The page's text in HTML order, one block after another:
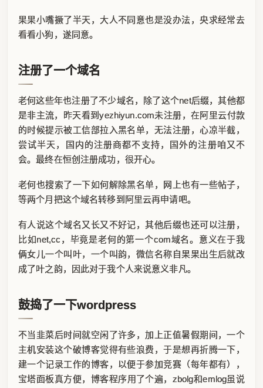
果果小嘴撅了半天，大人不同意也是没办法，央求经常去
看看小狗，遂同意。
注册了一个域名
老何这些年也注册了不少域名，除了这个net后缀，其他都
是非主流，昨天看到yezhiyun.com未注册，在阿里云付款
的时候提示被工信部拉入黑名单，无法注册，心凉半截，
尝试半天，国内的注册商都不支持，国外的注册咱又不
会。最终在恒创注册成功，很开心。
老何也搜索了一下如何解除黑名单，网上也有一些帖子，
等两个月把这个域名转移到阿里云再申请吧。
有人说这个域名又长又不好记，其他后缀也还可以注册，
比如net,cc，毕竟是老何的第一个com域名。意义在于我
俩女儿一个叫叶，一个叫韵，微信名称自果果出生后就改
成了叶之韵，因此对于我个人来说意义非凡。
鼓捣了一下wordpress
不当韭菜后时间就空闲了许多，加上正值暑假期间，一个
主机安装这个破博客觉得有些浪费，于是想再折腾一下，
建一个记录工作的博客，以便于参加竞赛（每年都有），
宝塔面板真方便，博客程序用了个遍，zbolg和emlog虽说